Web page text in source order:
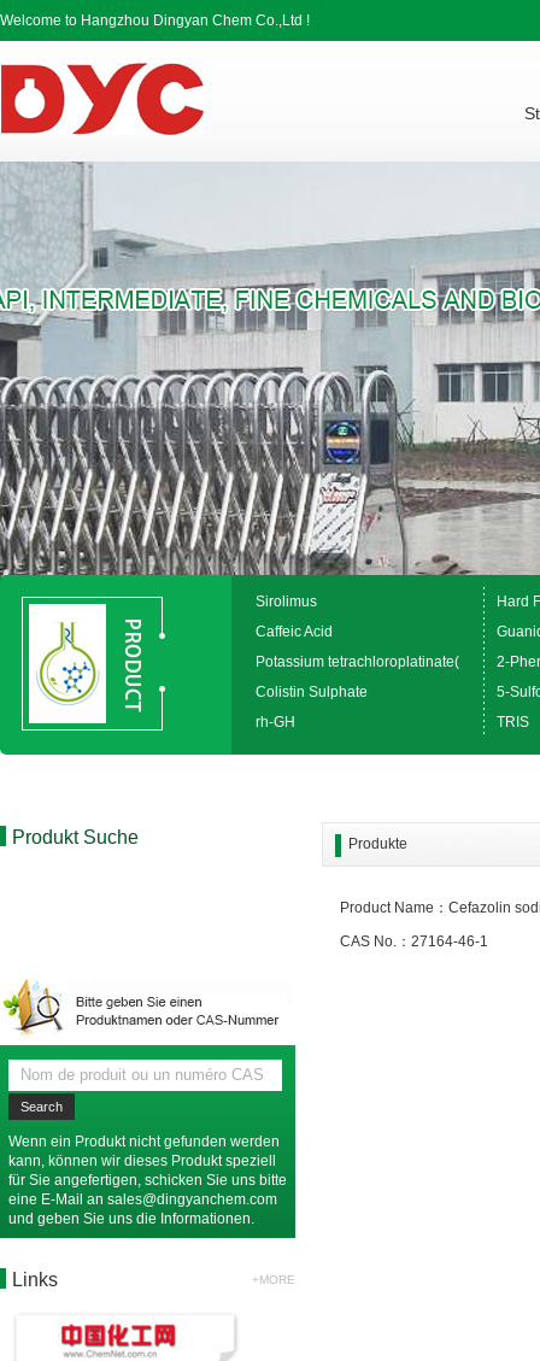
Welcome to Hangzhou Dingyan Chem Co.,Ltd !
Sirolimus
Hard
Caffeic Acid
Potassium tetrachloroplatinate(
2-
Colistin Sulphate
5-
rh-GH
TRIS
Produkt Suche
Wenn ein Produkt nicht gefunden werden
kann, können wir dieses Produkt speziell
für Sie angefertigen, schicken Sie uns bitte
eine E-Mail an sales@dingyanchem.com
und geben Sie uns die Informationen.
Links +MORE
Produkte
Product Name：Cefazolin
CAS No.：27164-46-1